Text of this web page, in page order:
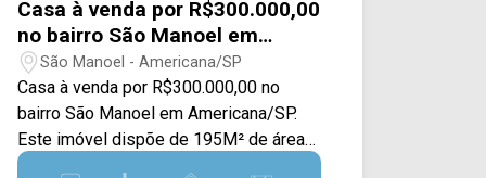
Casa à venda por R$300.000,00
no bairro São Manoel em
Americana/SP
São Manoel - Americana/SP
Casa à venda por R$300.000,00 no
bairro São Manoel em Americana/SP.
Este imóvel dispõe de 195M² de área
do terreno e 108M² de construção